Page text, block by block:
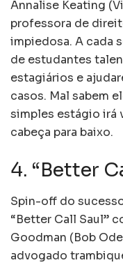
Annalise Keating
professora de
impiedosa. A cada
de estudantes
estagiários e
casos. Mal sabem
simples estágio irá
cabeça para baixo.
4. “Better
Spin-off do
“Better Call Saul”
Goodman (Bob
advogado